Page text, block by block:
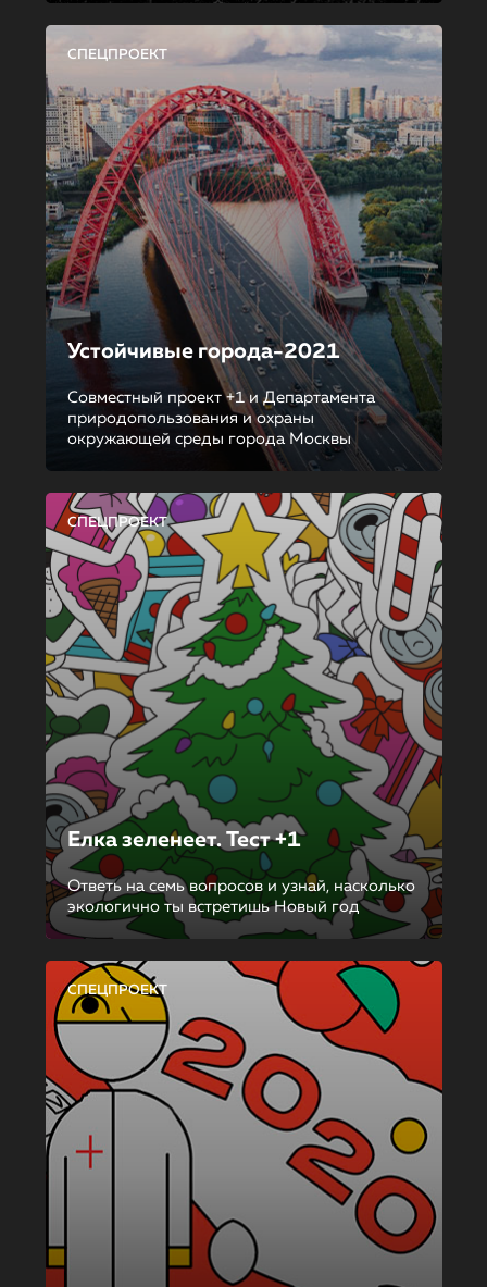
СПЕЦПРОЕКТ
Устойчивые города-2021
Совместный проект +1 и Департамента
природопользования и охраны
окружающей среды города Москвы
СПЕЦПРОЕКТ
Елка зеленеет. Тест +1
Ответь на семь вопросов и узнай, насколько
экологично ты встретишь Новый год
СПЕЦПРОЕКТ